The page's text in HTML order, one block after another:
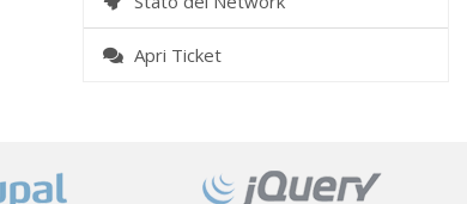
Apri Ticket